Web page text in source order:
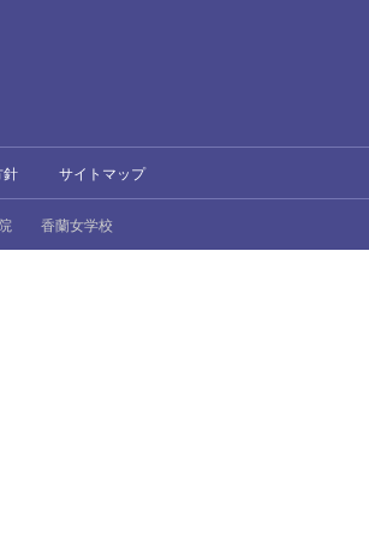
針 サイトマップ
香蘭女学校